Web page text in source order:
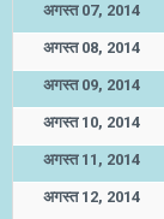
अगस्त 07, 2014
अगस्त 08, 2014
अगस्त 09, 2014
अगस्त 10, 2014
अगस्त 11, 2014
अगस्त 12, 2014